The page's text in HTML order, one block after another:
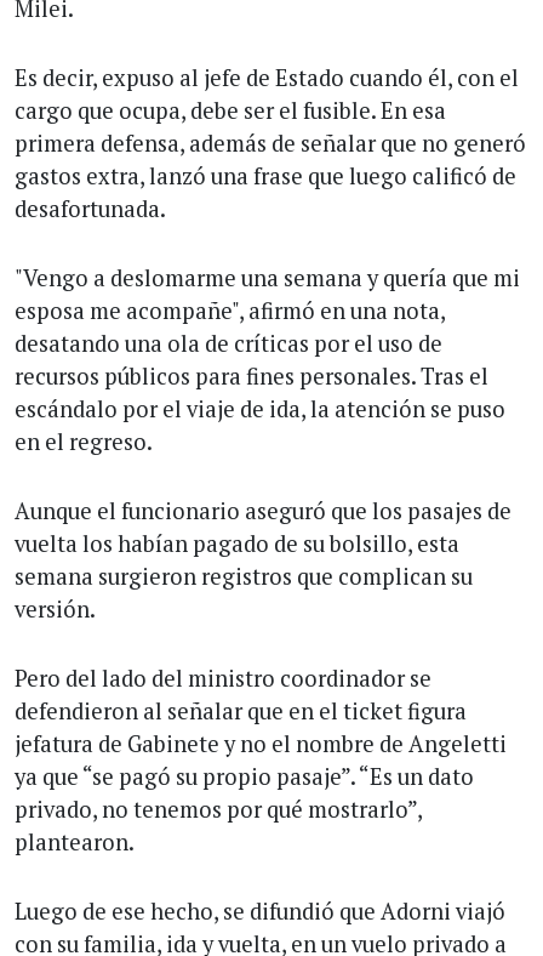
Milei.
Es decir, expuso al jefe de Estado cuando él, con el
cargo que ocupa, debe ser el fusible. En esa
primera defensa, además de señalar que no generó
gastos extra, lanzó una frase que luego calificó de
desafortunada.
"Vengo a deslomarme una semana y quería que mi
esposa me acompañe", afirmó en una nota,
desatando una ola de críticas por el uso de
recursos públicos para fines personales. Tras el
escándalo por el viaje de ida, la atención se puso
en el regreso.
Aunque el funcionario aseguró que los pasajes de
vuelta los habían pagado de su bolsillo, esta
semana surgieron registros que complican su
versión.
Pero del lado del ministro coordinador se
defendieron al señalar que en el ticket figura
jefatura de Gabinete y no el nombre de Angeletti
ya que “se pagó su propio pasaje”. “Es un dato
privado, no tenemos por qué mostrarlo”,
plantearon.
Luego de ese hecho, se difundió que Adorni viajó
con su familia, ida y vuelta, en un vuelo privado a